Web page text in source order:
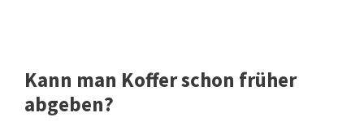
Kann man Koffer schon früher
abgeben?